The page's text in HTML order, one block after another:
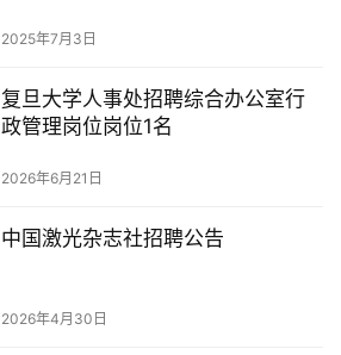
2025年7月3日
复旦大学人事处招聘综合办公室行
政管理岗位岗位1名
2026年6月21日
中国激光杂志社招聘公告
2026年4月30日